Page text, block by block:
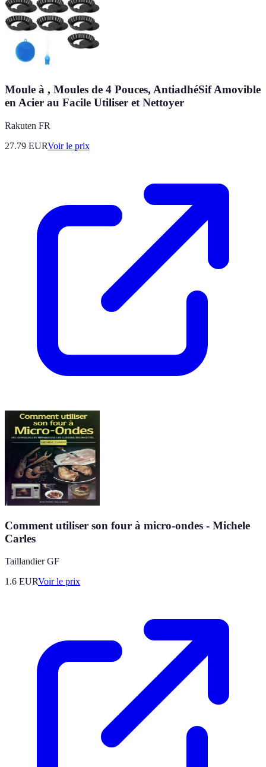
Moule à , Moules de 4 Pouces, AntiadhéSif Amovible
en Acier au Facile Utiliser et Nettoyer
Rakuten FR
27.79 EURVoir le prix
Comment utiliser son four à micro-ondes - Michele
Carles
Taillandier GF
1.6 EURVoir le prix